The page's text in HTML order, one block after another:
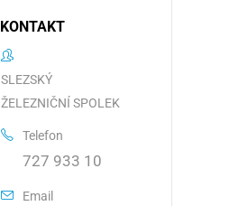
KONTAKT
SLEZSKÝ
ŽELEZNIČNÍ SPOLEK
Telefon
727 933 10
Email